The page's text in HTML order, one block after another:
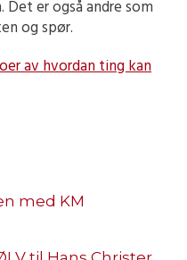
er også andre som
og spør.
av hvordan ting kan
med KM